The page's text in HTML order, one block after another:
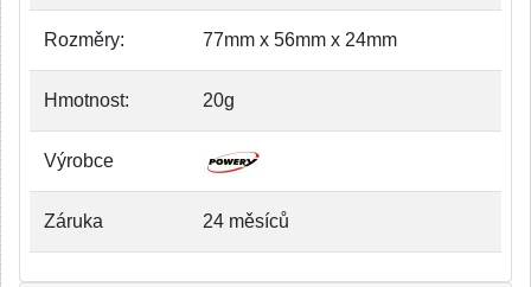
Rozměry: 77mm x 56mm x 24mm
Hmotnost: 20g
Výrobce
Záruka 24 měsíců